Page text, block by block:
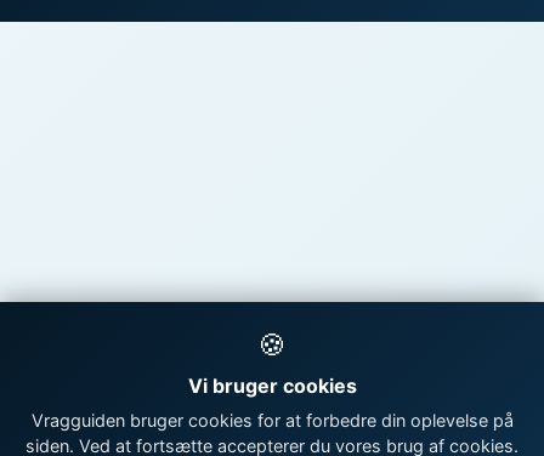
🍪
Vi bruger cookies
Vragguiden bruger cookies for at forbedre din oplevelse på
siden. Ved at fortsætte accepterer du vores brug af cookies.